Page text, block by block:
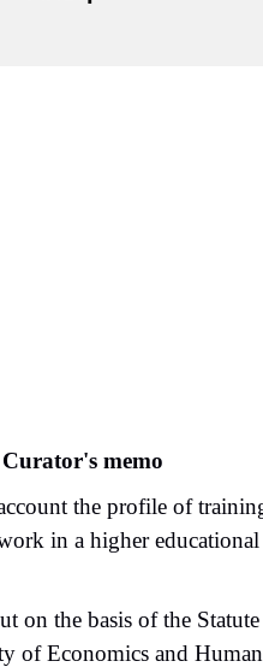
memo
the profile of
in a higher
on the basis of the
of Economics and